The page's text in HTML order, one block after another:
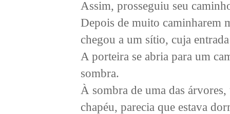
Assim, prosseguiu seu
Depois de muito caminharem
chegou a um sítio, cuja
A porteira se abria para um
sombra.
À sombra de uma das
chapéu, parecia que estava